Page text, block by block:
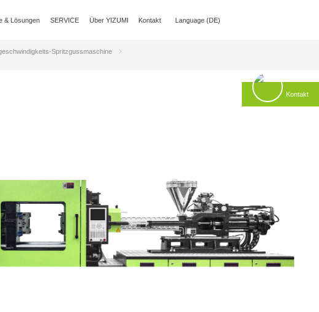
& Lösungen SERVICE Über YIZUMI Kontakt Language (DE)
Spritzgussmaschine
Kontakt